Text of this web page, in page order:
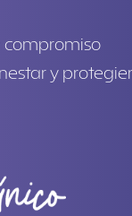
compromiso
y